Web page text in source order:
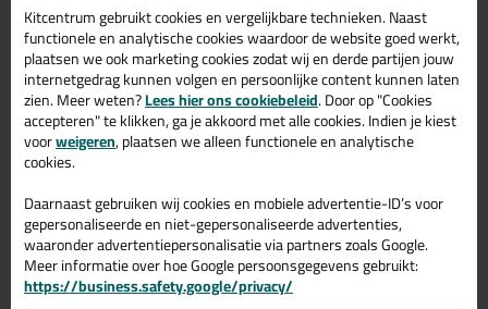
Je ervaring
Beoordeling
Zou jij dit product aanbevelen bij anderen?
ja
nee
Kitcentrum gebruikt cookies en vergelijkbare technieken. Naast
functionele en analytische cookies waardoor de website goed werkt,
plaatsen we ook marketing cookies zodat wij en derde partijen jouw
internetgedrag kunnen volgen en persoonlijke content kunnen laten
zien. Meer weten?Lees hier ons cookiebeleid. Door op "Cookies
accepteren" te klikken, ga je akkoord met alle cookies. Indien je kiest
voorweigeren, plaatsen we alleen functionele en analytische
cookies.
Daarnaast gebruiken wij cookies en mobiele advertentie-ID’s voor
gepersonaliseerde en niet-gepersonaliseerde advertenties,
waaronder advertentiepersonalisatie via partners zoals Google.
Meer informatie over hoe Google persoonsgegevens gebruikt:
https://business.safety.google/privacy/